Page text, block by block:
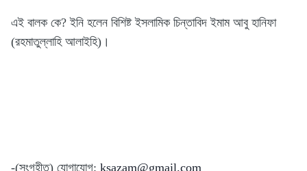
এই বালক কে? ইনি হলেন বিশিষ্ট ইসলামিক চিন্তাবিদ ইমাম আবু হানিফা
(রহমাতুল্লাহি আলাইহি)।
-(সংগৃহীত) যোগাযোগ: ksazam@gmail.com